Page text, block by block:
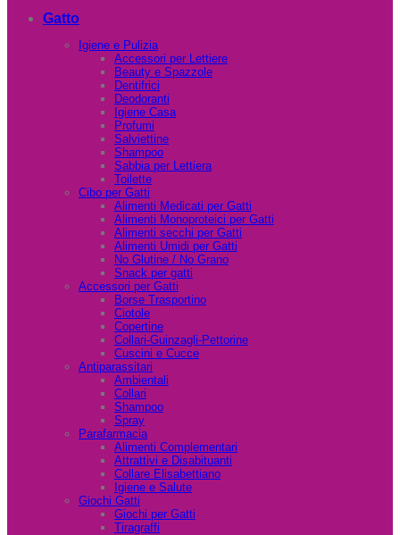
Gatto
Igiene e Pulizia
Accessori per Lettiere
Beauty e Spazzole
Dentifrici
Deodoranti
Igiene Casa
Profumi
Salviettine
Shampoo
Sabbia per Lettiera
Toilette
Cibo per Gatti
Alimenti Medicati per Gatti
Alimenti Monoproteici per Gatti
Alimenti secchi per Gatti
Alimenti Umidi per Gatti
No Glutine / No Grano
Snack per gatti
Accessori per Gatti
Borse Trasportino
Ciotole
Copertine
Collari-Guinzagli-Pettorine
Cuscini e Cucce
Antiparassitari
Ambientali
Collari
Shampoo
Spray
Parafarmacia
Alimenti Complementari
Attrattivi e Disabituanti
Collare Elisabettiano
Igiene e Salute
Giochi Gatti
Giochi per Gatti
Tiragraffi